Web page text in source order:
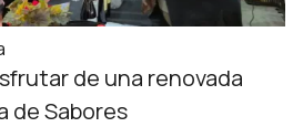
de una renovada
de Sabores